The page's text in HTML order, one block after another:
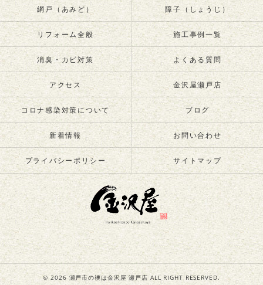
網戸（あみど） 障子（しょうじ）
リフォーム全般 施工事例一覧
消臭・カビ対策 よくある質問
アクセス 金沢屋瀬戸店
コロナ感染対策について ブログ
新着情報 お問い合わせ
プライバシーポリシー サイトマップ
© 2026 瀬戸市の襖は金沢屋 瀬戸店 ALL RIGHT RESERVED.